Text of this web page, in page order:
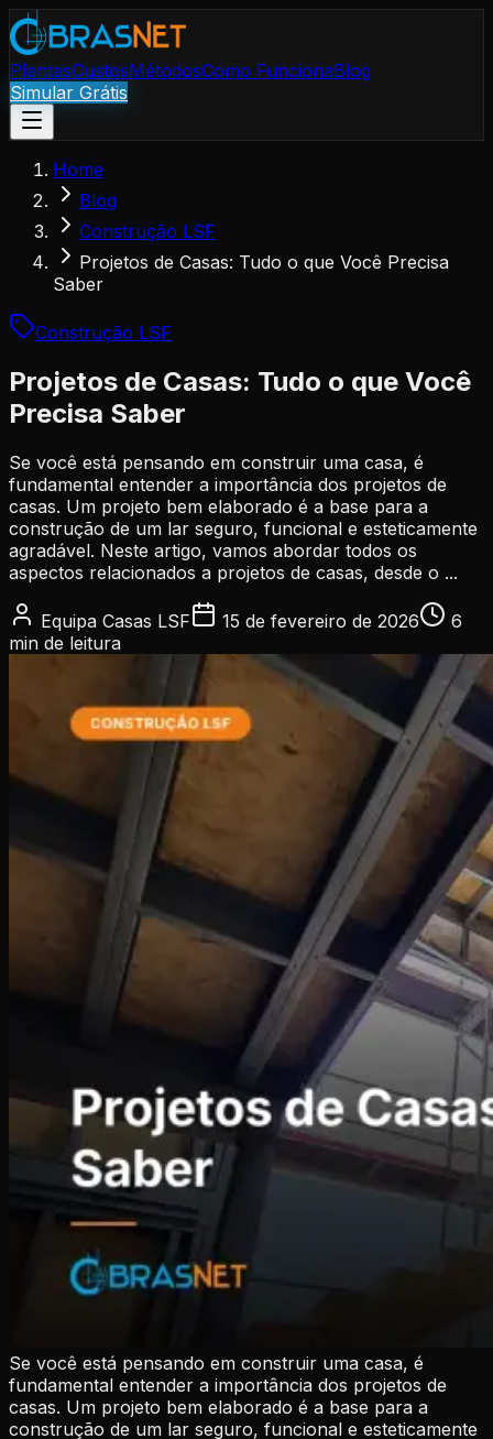
PlantasCustosMétodosComo FuncionaBlog
Simular Grátis
Home
Blog
Construção LSF
Projetos de Casas: Tudo o que Você Precisa
Saber
Construção LSF
Projetos de Casas: Tudo o que Você
Precisa Saber
Se você está pensando em construir uma casa, é
fundamental entender a importância dos projetos de
casas. Um projeto bem elaborado é a base para a
construção de um lar seguro, funcional e esteticamente
agradável. Neste artigo, vamos abordar todos os
aspectos relacionados a projetos de casas, desde o ...
Equipa Casas LSF 15 de fevereiro de 2026
6
min de leitura
Se você está pensando em construir uma casa, é
fundamental entender a importância dos projetos de
casas. Um projeto bem elaborado é a base para a
construção de um lar seguro, funcional e esteticamente